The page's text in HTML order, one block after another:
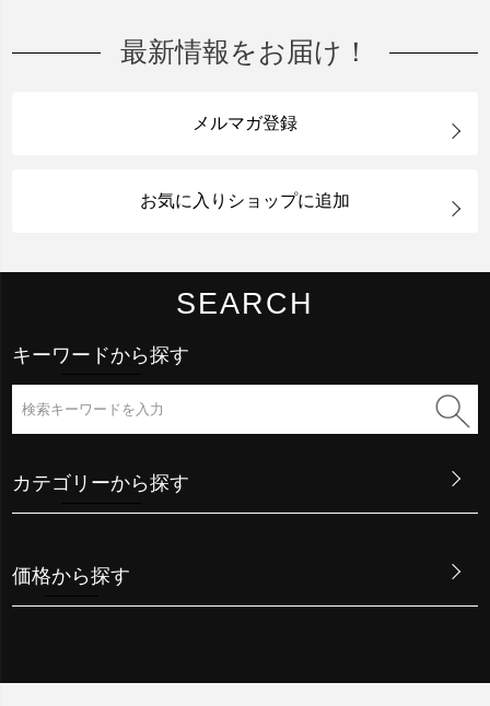
最新情報をお届け！
メルマガ登録
お気に入りショップに追加
SEARCH
キーワードから探す
カテゴリーから探す
価格から探す